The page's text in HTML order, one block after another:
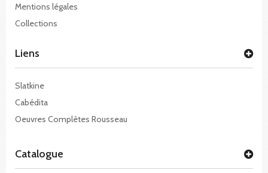
Mentions légales
Collections
Liens
Slatkine
Cabédita
Oeuvres Complètes Rousseau
Catalogue